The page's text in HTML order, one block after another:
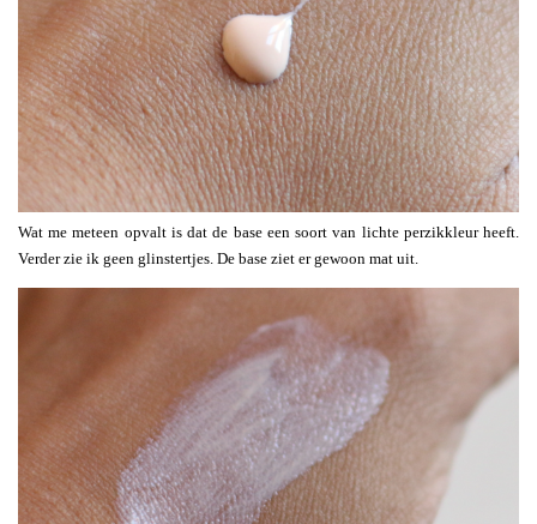
Wat me meteen opvalt is dat de base een soort van lichte perzikkleur heeft.
Verder zie ik geen glinstertjes. De base ziet er gewoon mat uit.